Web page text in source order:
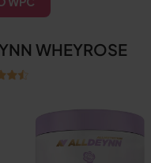
WHEYROSE